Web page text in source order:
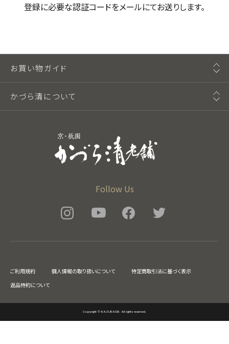
登録に必要な認証コードをメールにてお送りします。
Follow Us
お買い物ガイド
かづら清について
ご利用規約 個人情報の取り扱いについて
特定商取引法に基づく表示
返品特約について
Copyright © KAZURASEI. All rights reserved.